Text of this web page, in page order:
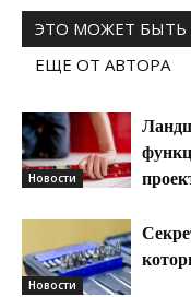
ЭТО МОЖЕТ БЫТЬ
ЕЩЕ ОТ АВТОРА
Новости
Новости